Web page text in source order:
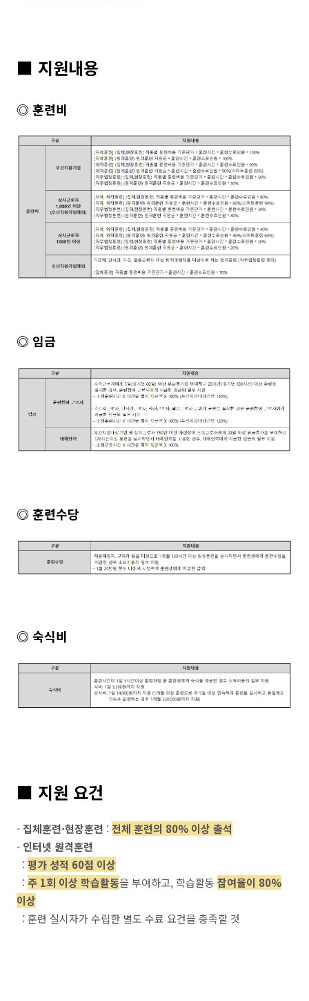
■ 지원내용
◎ 훈련비
◎ 임금
◎ 훈련수당
◎ 숙식비
■ 지원 요건
- 집체훈련·현장훈련 : 전체 훈련의 80% 이상 출석
- 인터넷 원격훈련
: 평가 성적 60점 이상
: 주 1회 이상 학습활동을 부여하고, 학습활동 참여율이 80%
이상
: 훈련 실시자가 수립한 별도 수료 요건을 충족할 것